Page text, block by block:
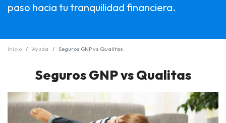
paso hacia tu tranquilidad financiera.
Inicio Ayuda Seguros GNP vs Qualitas
Seguros GNP vs Qualitas